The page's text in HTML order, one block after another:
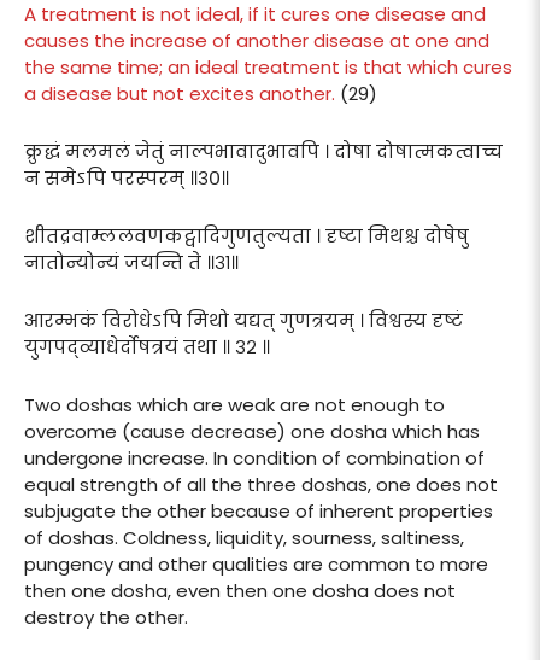
A treatment is not ideal, if it cures one disease and
causes the increase of another disease at one and
the same time; an ideal treatment is that which cures
a disease but not excites another. (29)
क्रुद्धं मलमलं जेतुं नाल्पभावादुभावपि । दोषा दोषात्मकत्वाच्च
न समेऽपि परस्परम् ॥३०॥
शीतद्रवाम्ललवणकट्वादिगुणतुल्यता । दृष्टा मिथश्च दोषेषु
नातोन्योन्यं जयन्ति ते ॥३१॥
आरम्भकं विरोधेऽपि मिथो यद्यत् गुणत्रयम् । विश्वस्य दृष्टं
युगपद्व्याधेर्दोषत्रयं तथा ॥ ३२ ॥
Two doshas which are weak are not enough to
overcome (cause decrease) one dosha which has
undergone increase. In condition of combination of
equal strength of all the three doshas, one does not
subjugate the other because of inherent properties
of doshas. Coldness, liquidity, sourness, saltiness,
pungency and other qualities are common to more
then one dosha, even then one dosha does not
destroy the other.